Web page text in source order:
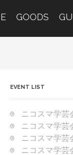
GOODS
EVENT LIST
ニコスマ学芸
ニコスマ学芸
ニコスマ学芸
ニコスマ学芸